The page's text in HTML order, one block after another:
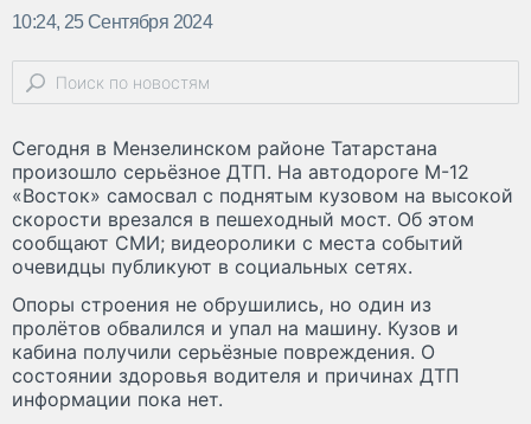
10:24, 25 Сентября 2024
Сегодня в Мензелинском районе Татарстана
произошло серьёзное ДТП. На автодороге М-12
«Восток» самосвал с поднятым кузовом на высокой
скорости врезался в пешеходный мост. Об этом
сообщают СМИ; видеоролики с места событий
очевидцы публикуют в социальных сетях.
Опоры строения не обрушились, но один из
пролётов обвалился и упал на машину. Кузов и
кабина получили серьёзные повреждения. О
состоянии здоровья водителя и причинах ДТП
информации пока нет.